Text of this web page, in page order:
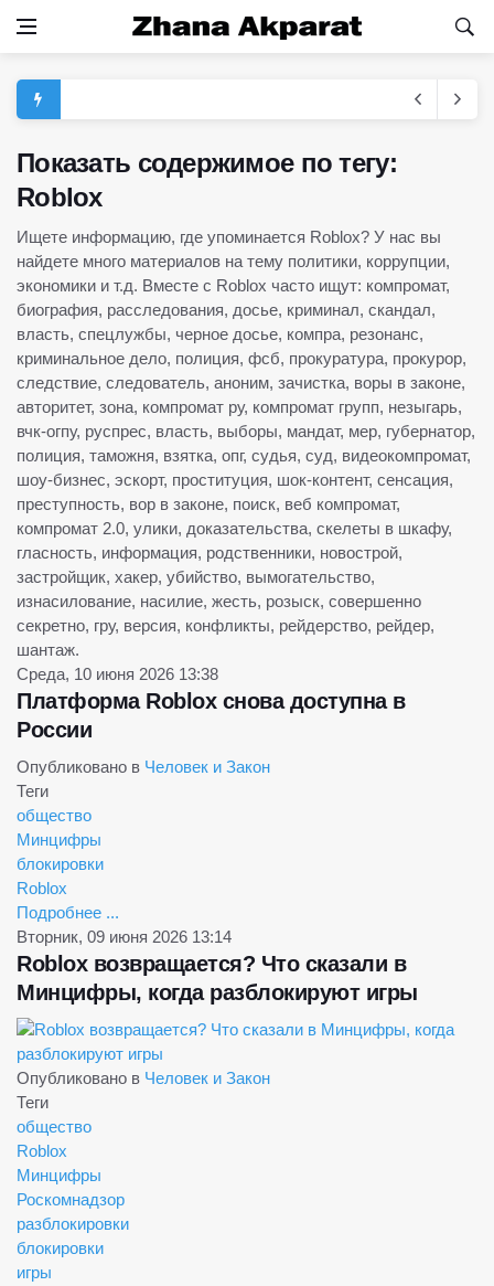
Показать содержимое по тегу:
Roblox
Ищете информацию, где упоминается Roblox? У нас вы
найдете много материалов на тему политики, коррупции,
экономики и т.д. Вместе с Roblox часто ищут: компромат,
биография, расследования, досье, криминал, скандал,
власть, спецлужбы, черное досье, компра, резонанс,
криминальное дело, полиция, фсб, прокуратура, прокурор,
следствие, следователь, аноним, зачистка, воры в законе,
авторитет, зона, компромат ру, компромат групп, незыгарь,
вчк-огпу, руспрес, власть, выборы, мандат, мер, губернатор,
полиция, таможня, взятка, опг, судья, суд, видеокомпромат,
шоу-бизнес, эскорт, проституция, шок-контент, сенсация,
преступность, вор в законе, поиск, веб компромат,
компромат 2.0, улики, доказательства, скелеты в шкафу,
гласность, информация, родственники, новострой,
застройщик, хакер, убийство, вымогательство,
изнасилование, насилие, жесть, розыск, совершенно
секретно, гру, версия, конфликты, рейдерство, рейдер,
шантаж.
Среда, 10 июня 2026 13:38
Платформа Roblox снова доступна в
России
Опубликовано в Человек и Закон
Теги
общество
Минцифры
блокировки
Roblox
Подробнее ...
Вторник, 09 июня 2026 13:14
Roblox возвращается? Что сказали в
Минцифры, когда разблокируют игры
Опубликовано в Человек и Закон
Теги
общество
Roblox
Минцифры
Роскомнадзор
разблокировки
блокировки
игры